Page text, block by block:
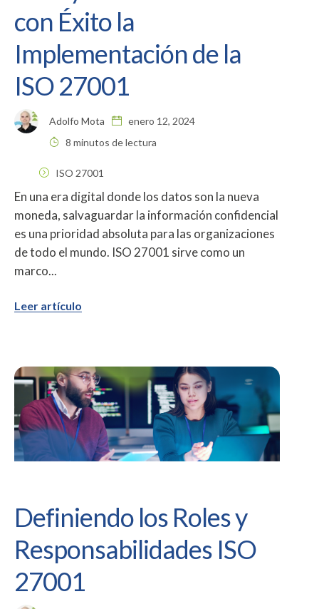
con Éxito la
Implementación de la
ISO 27001
Adolfo Mota
enero 12, 2024
8 minutos de lectura
ISO 27001
En una era digital donde los datos son la nueva
moneda, salvaguardar la información confidencial
es una prioridad absoluta para las organizaciones
de todo el mundo. ISO 27001 sirve como un
marco...
Leer artículo
Definiendo los Roles y
Responsabilidades ISO
27001